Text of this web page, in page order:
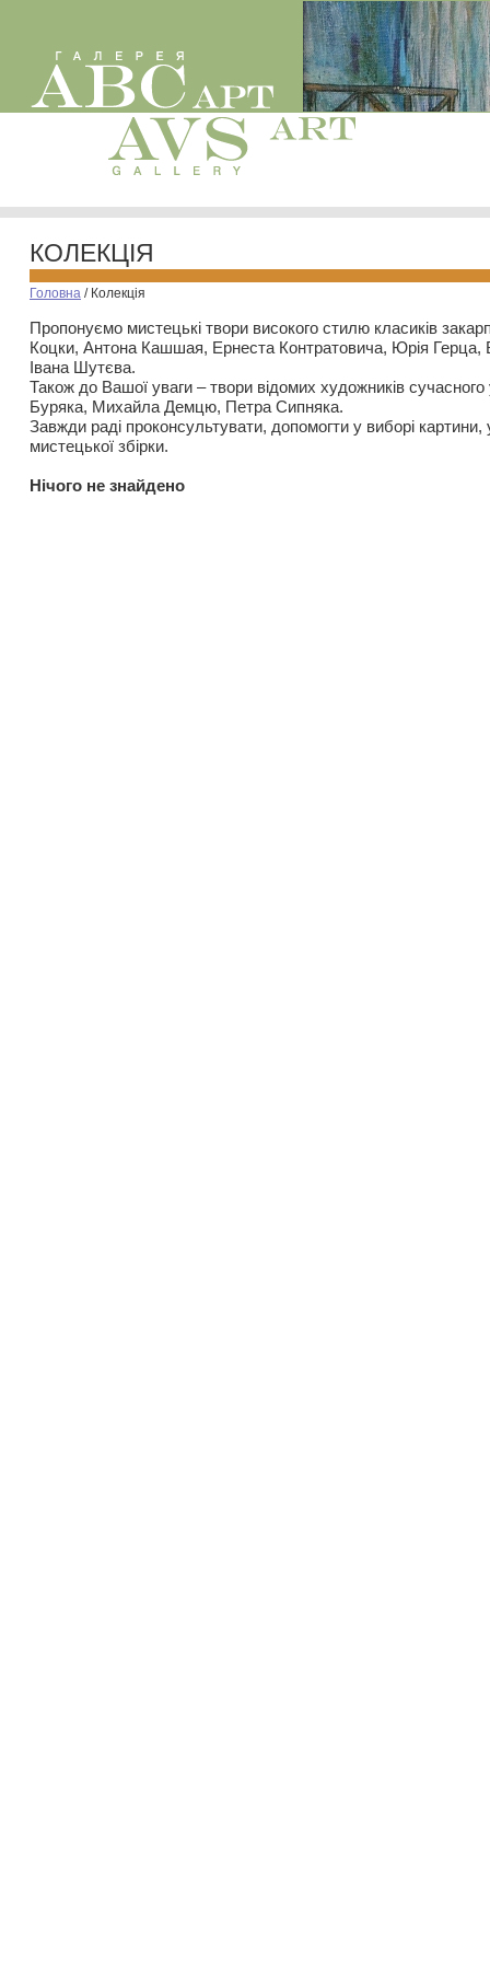
КОЛЕКЦІЯ
Головна / Колекція
Пропонуємо мистецькі твори високого стилю класиків
Коцки, Антона Кашшая, Ернеста Контратовича, Юрія
Івана Шутєва.
Також до Вашої уваги – твори відомих художників
Буряка, Михайла Демцю, Петра Сипняка.
Завжди раді проконсультувати, допомогти у виборі картини,
мистецької збірки.
Нiчого не знайдено